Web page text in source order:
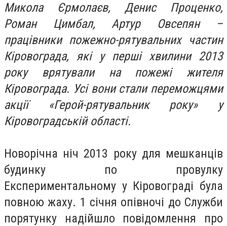
Микола Єрмолаєв, Денис Проценко,
Роман Цимбал, Артур Овсепян –
працівники пожежно-рятувальних частин
Кіровограда, які у перші хвилини 2013
року врятували на пожежі жителя
Кіровограда. Усі вони стали переможцями
акції «Герой-рятувальник року» у
Кіровоградській області.
Новорічна ніч 2013 року для мешканців
будинку по провулку
Експериментальному у Кіровограді була
повною жаху. 1 січня опівночі до Служби
порятунку надійшло повідомлення про